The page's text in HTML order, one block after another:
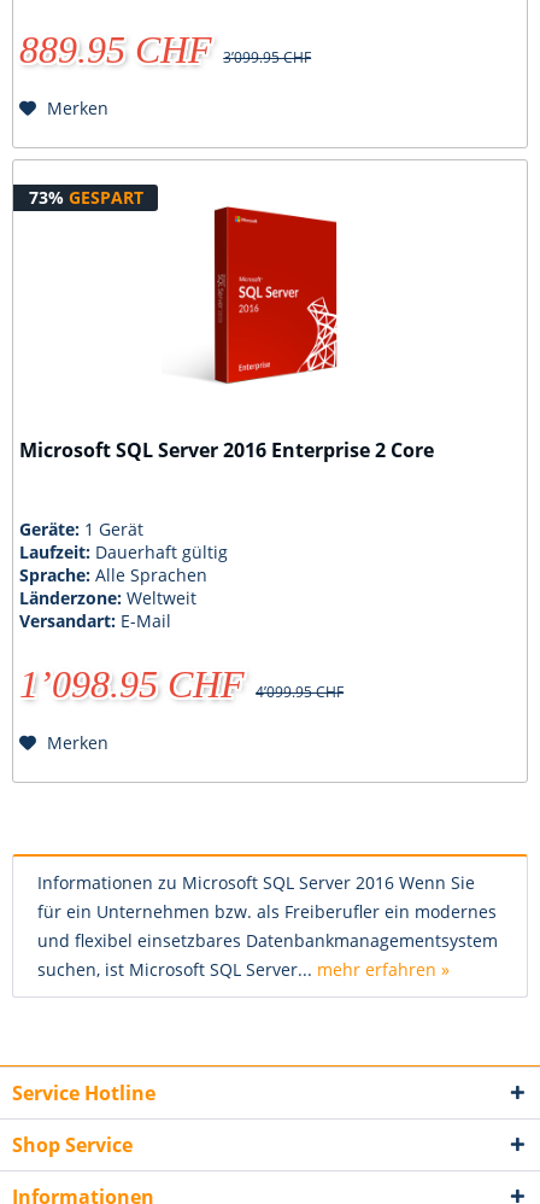
889.95 CHF 3’099.95 CHF
Merken
73% GESPART
Microsoft SQL Server 2016 Enterprise 2 Core
Geräte: 1 Gerät
Laufzeit: Dauerhaft gültig
Sprache:Alle Sprachen
Länderzone:Weltweit
Versandart: E-Mail
1’098.95 CHF 4’099.95 CHF
Merken
Informationen zu Microsoft SQL Server 2016 Wenn Sie
für ein Unternehmen bzw. als Freiberufler ein modernes
und flexibel einsetzbares Datenbankmanagementsystem
suchen, ist Microsoft SQL Server... mehr erfahren »
Service Hotline
Shop Service
Informationen